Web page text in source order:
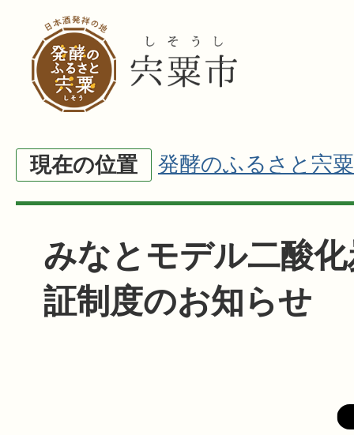
現在の位置 発酵のふるさと宍粟
みなとモデル二酸
証制度のお知らせ